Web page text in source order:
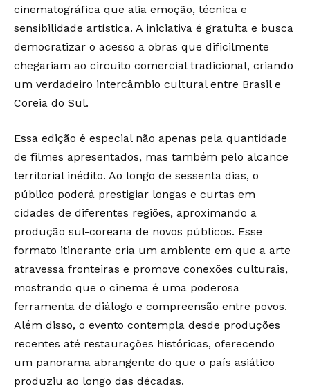
cinematográfica que alia emoção, técnica e
sensibilidade artística. A iniciativa é gratuita e busca
democratizar o acesso a obras que dificilmente
chegariam ao circuito comercial tradicional, criando
um verdadeiro intercâmbio cultural entre Brasil e
Coreia do Sul.
Essa edição é especial não apenas pela quantidade
de filmes apresentados, mas também pelo alcance
territorial inédito. Ao longo de sessenta dias, o
público poderá prestigiar longas e curtas em
cidades de diferentes regiões, aproximando a
produção sul-coreana de novos públicos. Esse
formato itinerante cria um ambiente em que a arte
atravessa fronteiras e promove conexões culturais,
mostrando que o cinema é uma poderosa
ferramenta de diálogo e compreensão entre povos.
Além disso, o evento contempla desde produções
recentes até restaurações históricas, oferecendo
um panorama abrangente do que o país asiático
produziu ao longo das décadas.